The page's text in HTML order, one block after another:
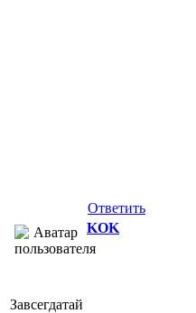
Ответить
KOK
Завсегдатай